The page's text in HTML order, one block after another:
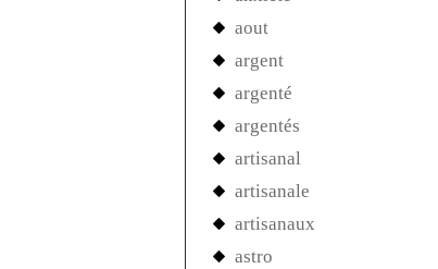
aout
argent
argenté
argentés
artisanal
artisanale
artisanaux
astro